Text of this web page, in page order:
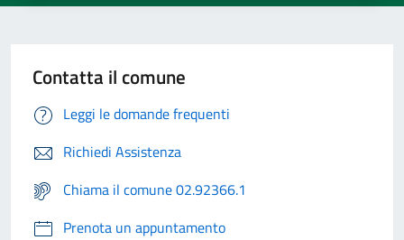
Contatta il comune
Leggi le domande frequenti
Richiedi Assistenza
Chiama il comune 02.92366.1
Prenota un appuntamento